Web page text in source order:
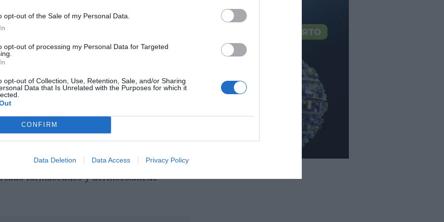
opt-out of the Sale of my Personal Data.
opt-out of processing my Personal Data for Targeted
opt-out of Collection, Use, Retention, Sale, and/or Sharing
Data that Is Unrelated with the Purposes for which it
CONFIRM
Data Deletion Data Access Privacy Policy
en la región.
Pierre Fabre Pharma & Dermo-
su carrera en la compañía, también ha
general en Bulgaria, director de
en Francia y director de Marketing
Farmacia, cuenta además con un MBA en
Graduate School of Management –
su profundo conocimiento de la
equipos estratégicos serán claves para
de la compañía en España y
farmacéutico y dermocosmétic